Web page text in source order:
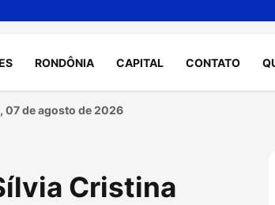
RONDÔNIA CAPITAL CONTATO
07 de agosto de 2026
Cristina